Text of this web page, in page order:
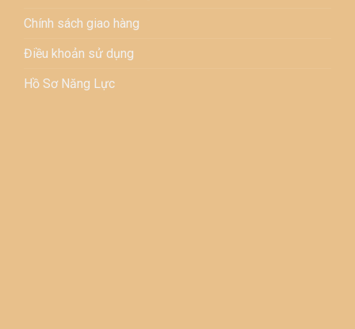
Chính sách giao hàng
Điều khoản sử dụng
Hồ Sơ Năng Lực